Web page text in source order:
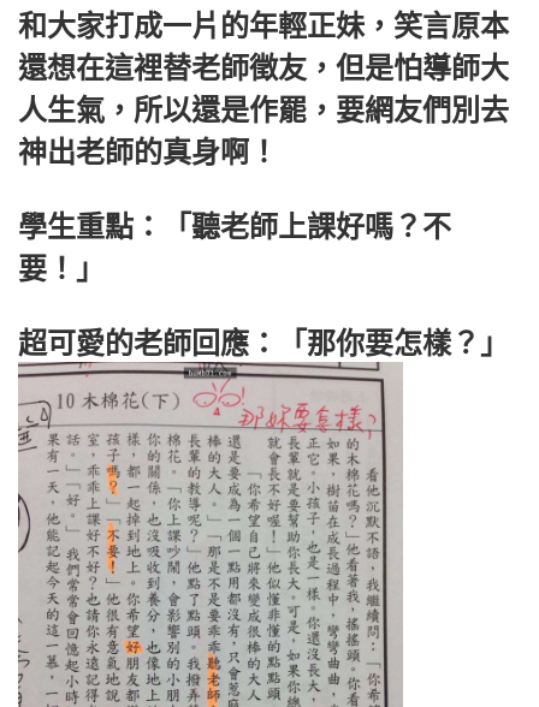
和大家打成一片的年輕正妹，笑言原本
還想在這裡替老師徵友，但是怕導師大
人生氣，所以還是作罷，要網友們別去
神出老師的真身啊！
學生重點：「聽老師上課好嗎？不
要！」
超可愛的老師回應：「那你要怎樣？」